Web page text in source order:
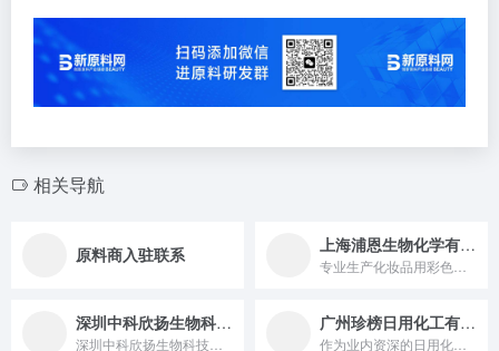
相关导航
原料商入驻联系 上海浦恩生物化学有限公司
深圳中科欣扬生物科技有限公司 广州珍榜日用化工有限公司